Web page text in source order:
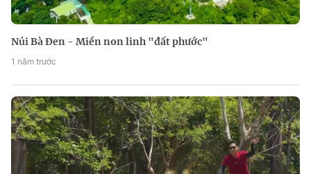
Núi Bà Đen - Miền non linh "đất phước"
1 năm trước